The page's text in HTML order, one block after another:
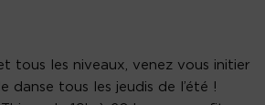
tous les niveaux, venez vous initier
danse tous les jeudis de l’été !